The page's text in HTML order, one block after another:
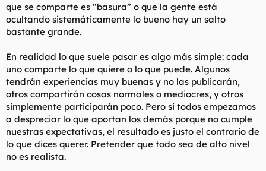
que se comparte es “basura” o que la gente está
ocultando sistemáticamente lo bueno hay un salto
bastante grande.
En realidad lo que suele pasar es algo más simple: cada
uno comparte lo que quiere o lo que puede. Algunos
tendrán experiencias muy buenas y no las publicarán,
otros compartirán cosas normales o mediocres, y otros
simplemente participarán poco. Pero si todos empezamos
a despreciar lo que aportan los demás porque no cumple
nuestras expectativas, el resultado es justo el contrario de
lo que dices querer. Pretender que todo sea de alto nivel
no es realista.